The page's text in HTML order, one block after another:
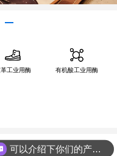
革工业用酶 有机酸工业用酶
可以介绍下你们的产品么？